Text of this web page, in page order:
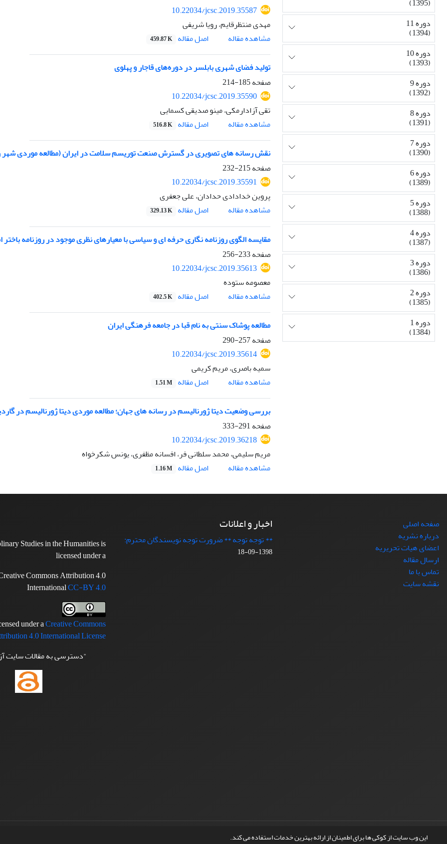
این وب سایت از کوکی ها برای اطمینان از ارائه بهترین خدمات استفاده می کند.
10.22034/jcsc.2019.35587
مهدی منتظرقایم، رویا شریفی
مشاهده مقاله
اصل مقاله 459.87 K
تولید فضای شهری بابلسر در دوره‌های قاجار و پهلوی
صفحه185-214
10.22034/jcsc.2019.35590
تقی آزادارمکی، مینو صدیقی کسمایی
مشاهده مقاله
اصل مقاله 516.8 K
نقش رسانه های تصویری در گسترش صنعت توریسم سلامت در ایران (مطالعه موردی
صفحه215-232
10.22034/jcsc.2019.35591
پروین خدادادی حدادان، علی جعفری
مشاهده مقاله
اصل مقاله 329.13 K
مقایسه الگوی روزنامه نگاری حرفه ای و سیاسی با معیارهای نظری موجود در روزنامه باختر
صفحه233-256
10.22034/jcsc.2019.35613
معصومه ستوده
مشاهده مقاله
اصل مقاله 402.5 K
مطالعه پوشاک سنتی به نام قبا در جامعه فرهنگی ایران
صفحه257-290
10.22034/jcsc.2019.35614
سمیه باصری، مریم کریمی
مشاهده مقاله
اصل مقاله 1.51 M
بررسی وضعیت دیتا ژورنالیسم در رسانه های جهان؛ مطالعه موردی دیتا ژورنالیسم در
صفحه291-333
10.22034/jcsc.2019.36218
مریم سلیمی، محمد سلطانی فر، افسانه مظفری، یونس شکرخواه
مشاهده مقاله
اصل مقاله 1.16 M
(1395)
دوره 11
(1394)
دوره 10
(1393)
دوره 9
(1392)
دوره 8
(1391)
دوره 7
(1390)
دوره 6
(1389)
دوره 5
(1388)
دوره 4
(1387)
دوره 3
(1386)
دوره 2
(1385)
دوره 1
(1384)
صفحه اصلی
درباره نشریه
اعضای هیات تحریریه
ارسال مقاله
تماس با ما
نقشه سایت
اخبار و اعلانات
** توجه توجه ** ضرورت توجه نویسندگان محترم:
1398-09-18
Studies in the Humanities is
licensed under a
Commons Attribution 4.0
InternationalCC-BY 4.0
under aCreative Commons
4.0 International License
"دسترسی به مقالات سایت
© سامانه مدیریت نشریات علمی.طراحی و پیاده سازی ازسیناوب